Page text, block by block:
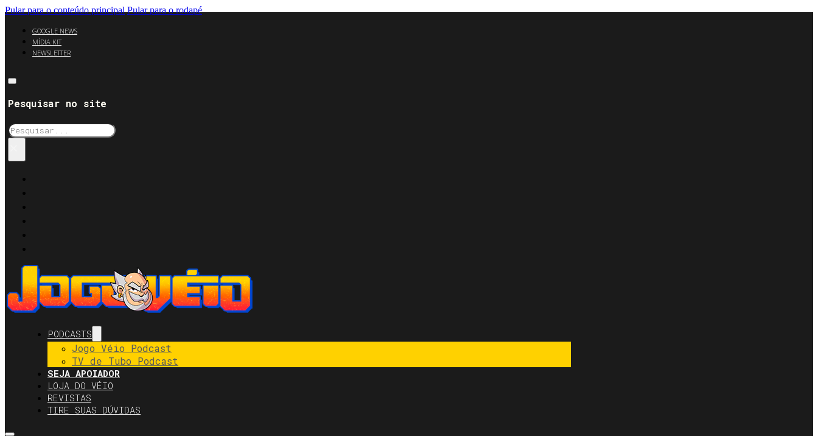
Pular para o conteúdo principal Pular para o rodapé
GOOGLE NEWS
MÍDIA KIT
NEWSLETTER
Pesquisar no site
Pesquisar
PODCASTS
Jogo Véio Podcast
TV de Tubo Podcast
SEJA APOIADOR
LOJA DO VÉIO
REVISTAS
TIRE SUAS DÚVIDAS